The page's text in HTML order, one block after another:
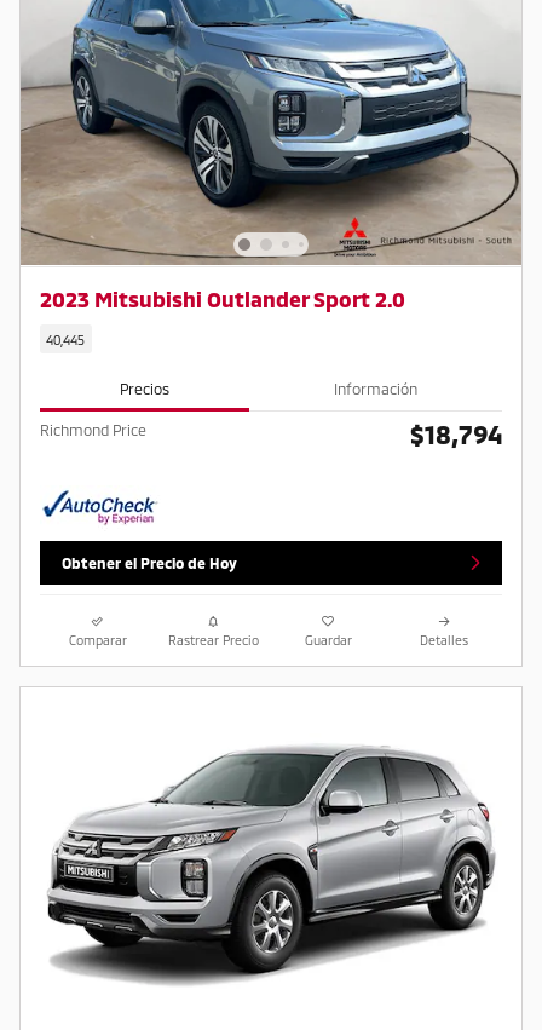
2023 Mitsubishi Outlander Sport 2.0
40,445
Precios Información
Richmond Price $18,794
Obtener el Precio de Hoy
Comparar Rastrear Precio Guardar Detalles